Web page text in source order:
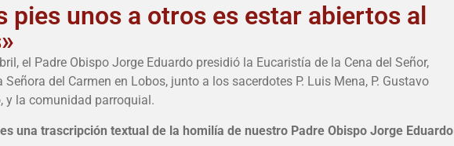
pies unos a otros es estar abiertos al
el Padre Obispo Jorge Eduardo presidió la Eucaristía de la Cena del Señor,
del Carmen en Lobos, junto a los sacerdotes P. Luis Mena, P. Gustavo
y la comunidad parroquial.
una trascripción textual de la homilía de nuestro Padre Obispo Jorge Eduardo